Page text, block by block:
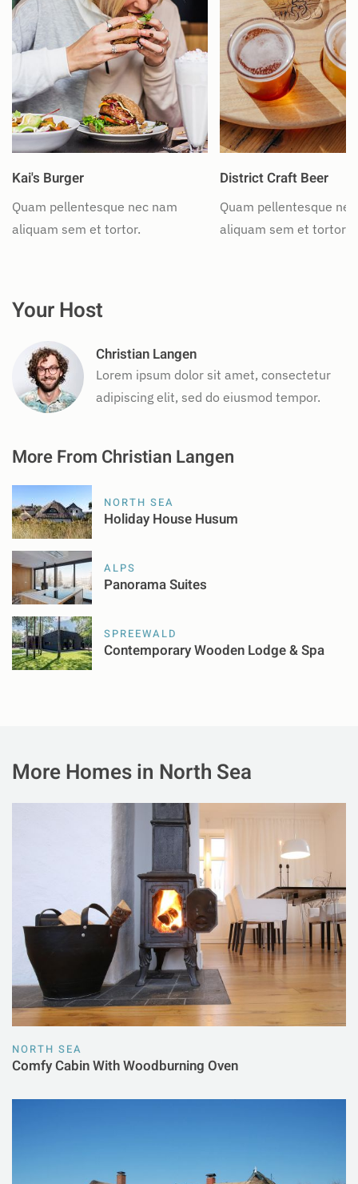
Kai's Burger
Quam pellentesque nec nam
aliquam sem et tortor.
District Craft Beer
Quam pellentesque
aliquam sem et tortor.
Your Host
Christian Langen
Lorem ipsum dolor sit amet, consectetur
adipiscing elit, sed do eiusmod tempor.
More From Christian Langen
NORTH SEA
Holiday House Husum
ALPS
Panorama Suites
SPREEWALD
Contemporary Wooden Lodge & Spa
More Homes in North Sea
NORTH SEA
Comfy Cabin With Woodburning Oven